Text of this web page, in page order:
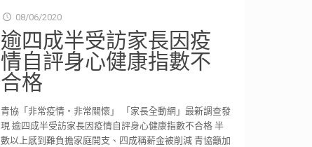
08/06/2020
逾四成半受訪家長因疫
情自評身心健康指數不
合格
青協「非常疫情・非常關懷」 「家長全動網」最新調查發
現 逾四成半受訪家長因疫情自評身心健康指數不合格 半
數以上感到難負擔家庭開支、四成稱薪金被削減 青協籲加